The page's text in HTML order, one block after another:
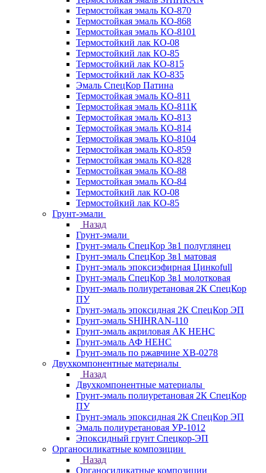
Термостойкая эмаль КО-870
Термостойкая эмаль КО-868
Термостойкая эмаль КО-8101
Термостойкий лак КО-08
Термостойкий лак КО-85
Термостойкий лак КО-815
Термостойкий лак КО-835
Эмаль СпецКор Патина
Термостойкая эмаль КО-811
Термостойкая эмаль КО-811К
Термостойкая эмаль КО-813
Термостойкая эмаль КО-814
Термостойкая эмаль КО-8104
Термостойкая эмаль КО-859
Термостойкая эмаль КО-828
Термостойкая эмаль КО-88
Термостойкая эмаль КО-84
Термостойкий лак КО-08
Термостойкий лак КО-85
Грунт-эмали
Назад
Грунт-эмали
Грунт-эмаль СпецКор 3в1 полуглянец
Грунт-эмаль СпецКор 3в1 матовая
Грунт-эмаль эпоксиэфирная Цинкоfull
Грунт-эмаль СпецКор 3в1 молотковая
Грунт-эмаль полиуретановая 2К СпецКор
ПУ
Грунт-эмаль эпоксидная 2К СпецКор ЭП
Грунт-эмаль SHIHRAN-110
Грунт-эмаль акриловая АК НЕНС
Грунт-эмаль АФ НЕНС
Грунт-эмаль по ржавчине ХВ-0278
Двухкомпонентные материалы
Назад
Двухкомпонентные материалы
Грунт-эмаль полиуретановая 2К СпецКор
ПУ
Грунт-эмаль эпоксидная 2К СпецКор ЭП
Эмаль полиуретановая УР-1012
Эпоксидный грунт Спецкор-ЭП
Органосиликатные композиции
Назад
Органосиликатные композиции